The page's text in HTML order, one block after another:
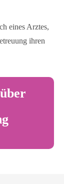
eines Arztes,
ihren